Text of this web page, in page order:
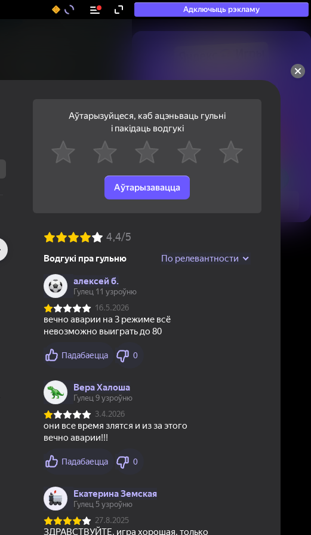
Адключыць рэкламу
50+ тап-гульняў, у якія
гуляюць нават тыя, хто
Аўтарызуйцеся, каб ацэньваць гульні
і пакідаць водгукі
Аўтарызавацца